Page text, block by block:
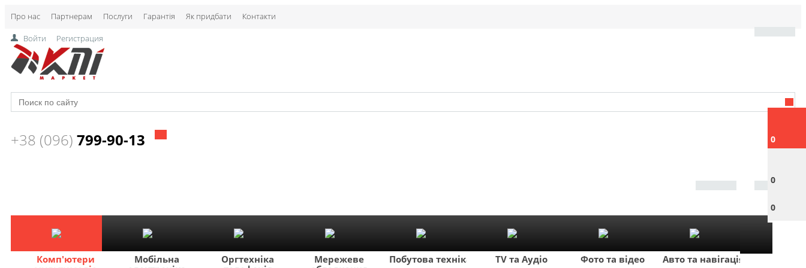
Про нас Партнерам Послуги Гарантія Як придбати Контакти
0
0
0
Войти Регистрация
+38 (096) 799-90-13
Комп'ютери
Мобільна
Оргтехніка
Мережеве
Побутова техніка TV та Аудіо Фото та відео Авто та навігація